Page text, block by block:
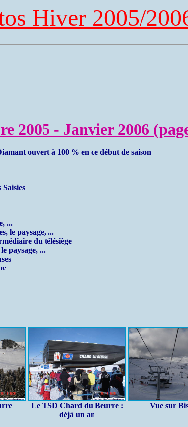
Hiver 2005/
2005 - Janvier 2006
ouvert à 100 % en ce début de saison
Saisies
...
le paysage, ...
du télésiège
paysage, ...
Le TSD Chard du Beurre :
déjà un an
Vue sur